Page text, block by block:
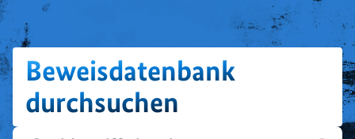
Beweisdatenbank
durchsuchen